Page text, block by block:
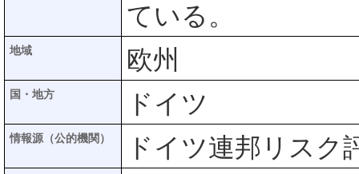
ている。
地域 欧州
国・地方 ドイツ
情報源（公的機関） ドイツ連邦リスク